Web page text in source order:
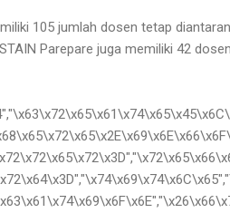
105 jumlah dosen tetap
Parepare juga memiliki 42